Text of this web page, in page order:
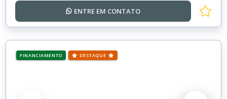
ENTRE EM CONTATO
FINANCIAMENTO DESTAQUE